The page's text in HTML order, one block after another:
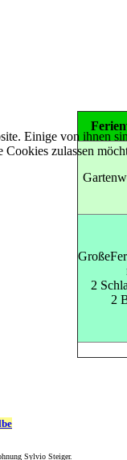
2
2
Sylvio Steiger.
Einige von ihnen
Cookies zulassen